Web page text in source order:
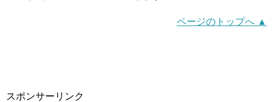
ページのトップへ ▲
スポンサーリンク